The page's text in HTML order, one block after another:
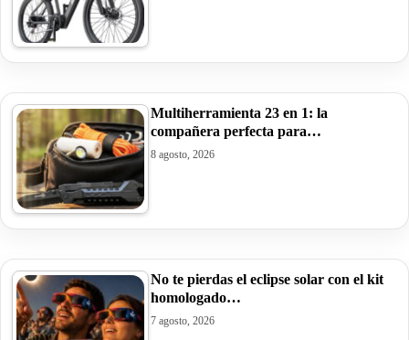
Multiherramienta 23 en 1: la
compañera perfecta para…
8 agosto, 2026
No te pierdas el eclipse solar con el kit
homologado…
7 agosto, 2026